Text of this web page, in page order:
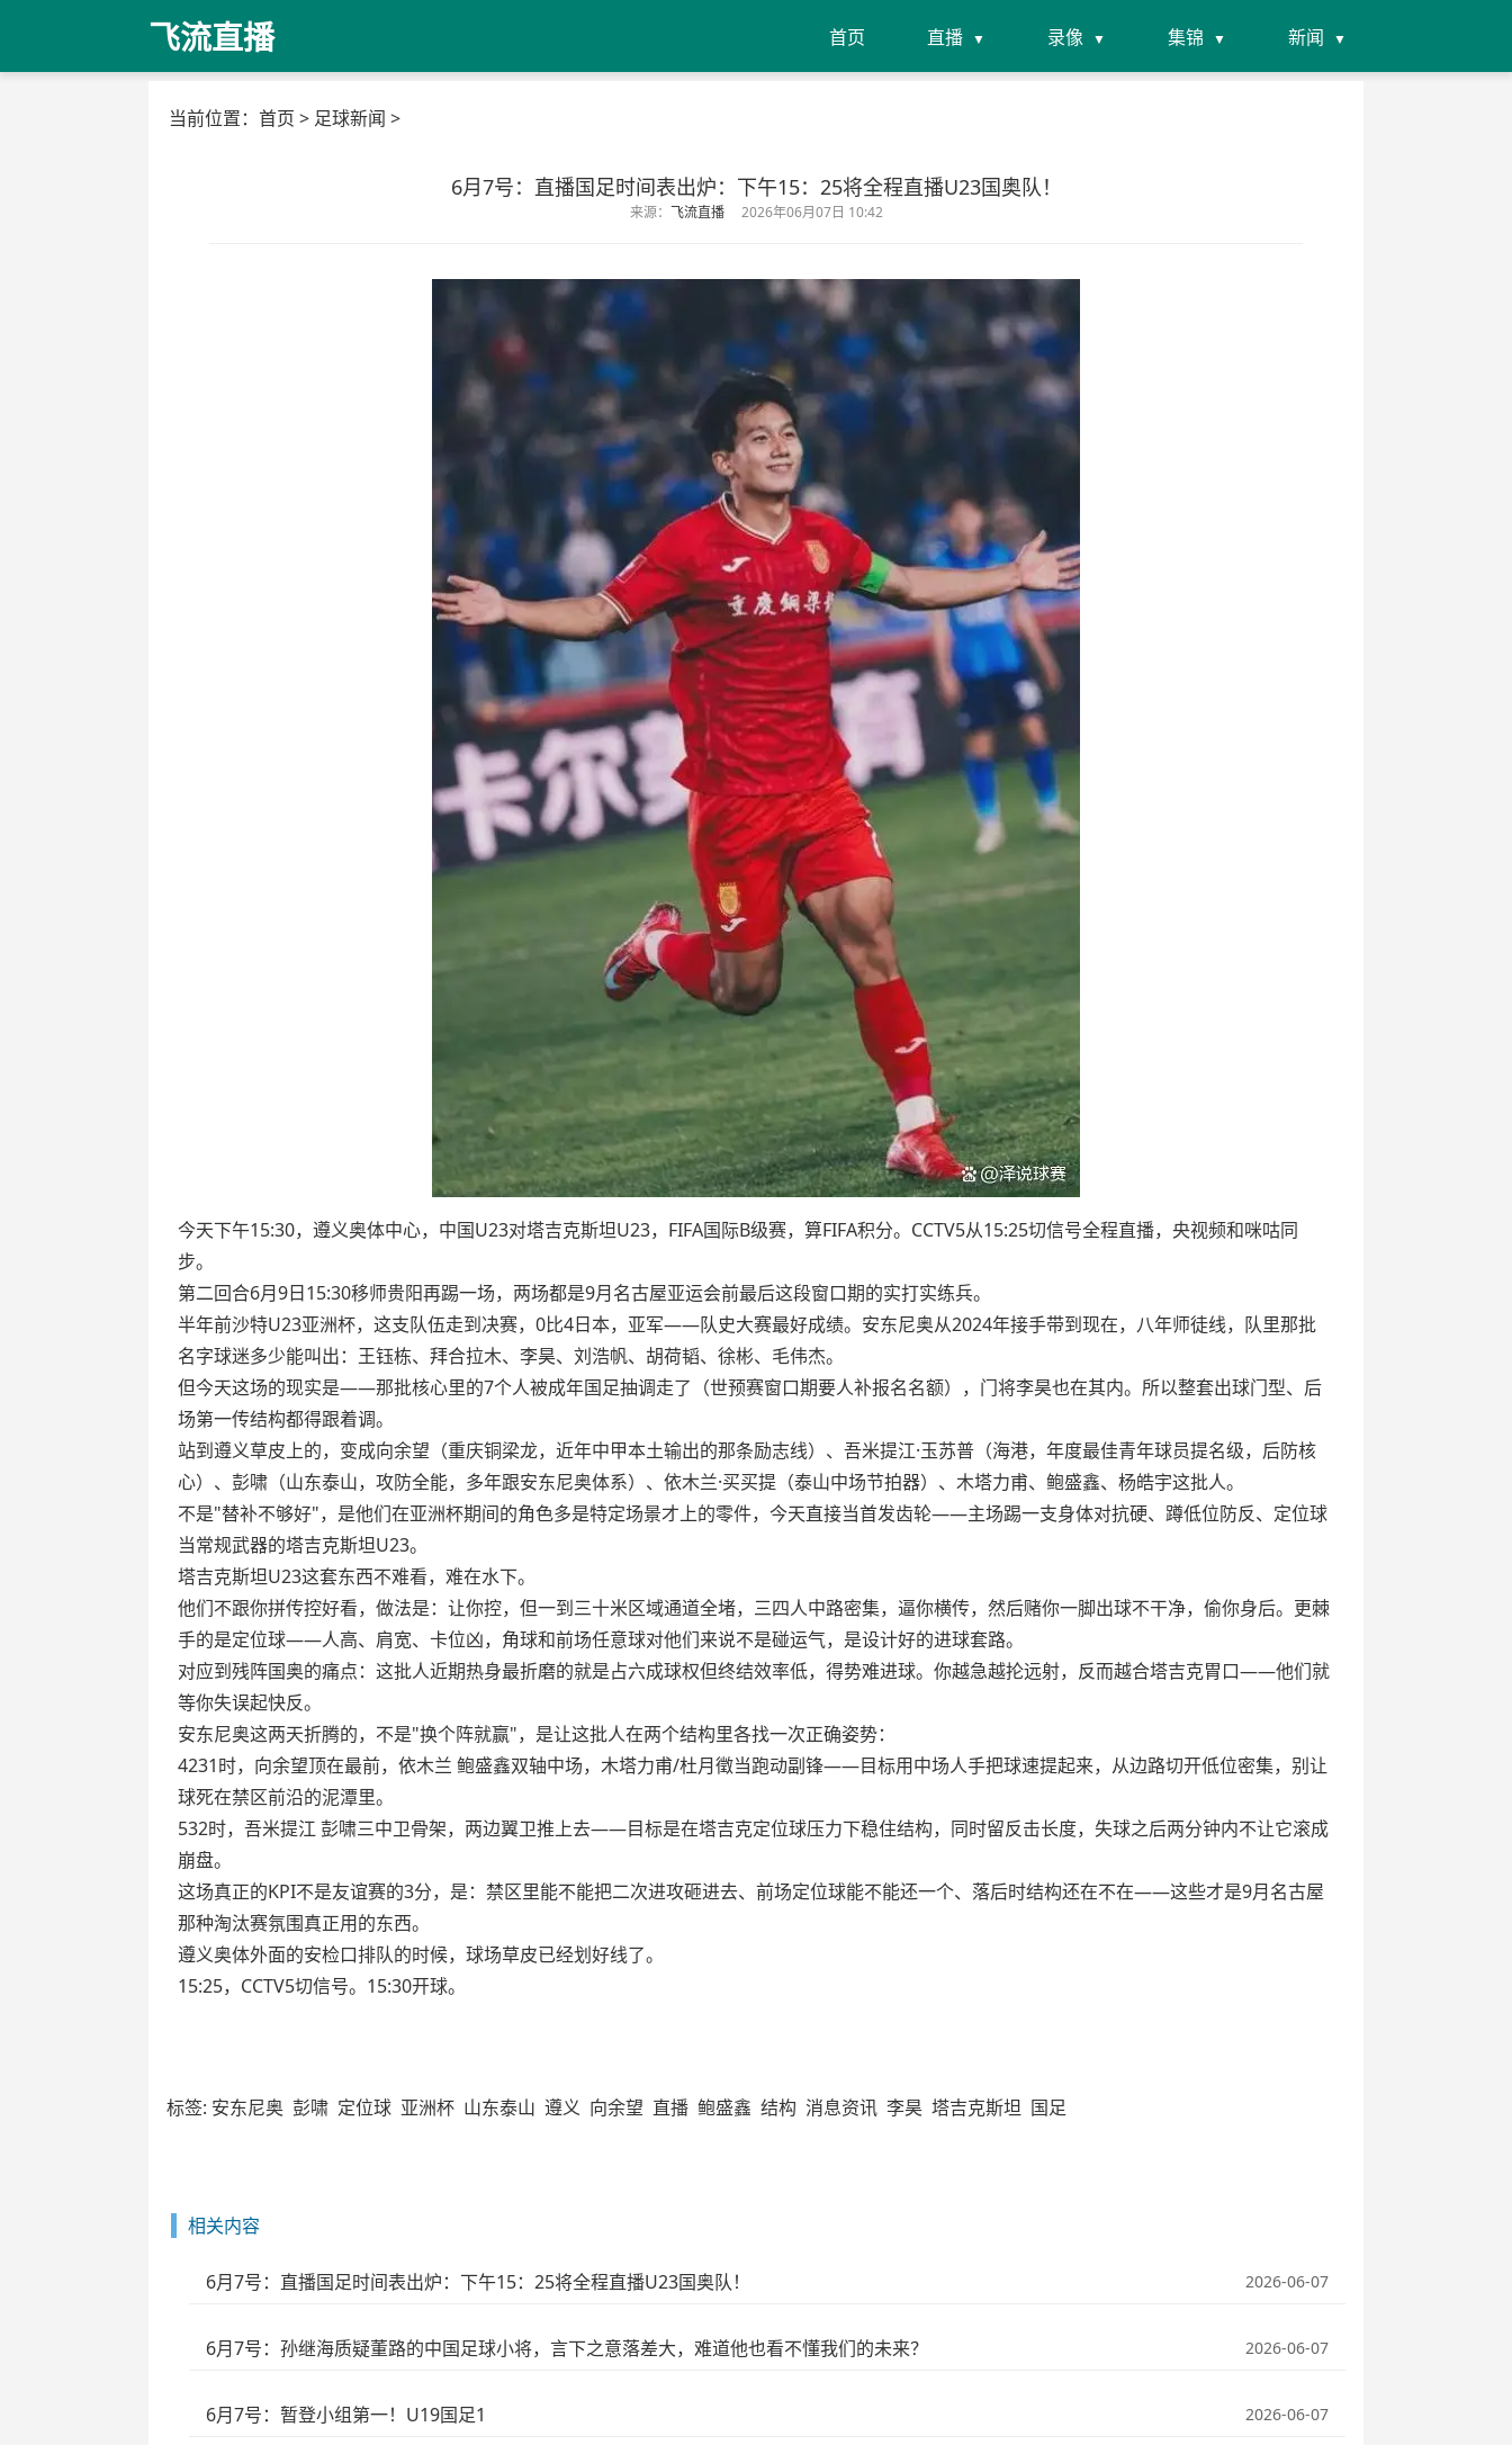
飞流直播 首页 直播 录像 集锦 新闻
当前位置： 首页 > 足球新闻 >
6月7号：直播国足时间表出炉：下午15：25将全程直播U23国奥队！
来源： 飞流直播 2026年06月07日 10:42
今天下午15:30，遵义奥体中心，中国U23对塔吉克斯坦U23，FIFA国际B级赛，算FIFA积分。CCTV5从15:25切信号全程直播，央视频和咪咕同
步。
第二回合6月9日15:30移师贵阳再踢一场，两场都是9月名古屋亚运会前最后这段窗口期的实打实练兵。
半年前沙特U23亚洲杯，这支队伍走到决赛，0比4日本，亚军——队史大赛最好成绩。安东尼奥从2024年接手带到现在，八年师徒线，队里那批
名字球迷多少能叫出：王钰栋、拜合拉木、李昊、刘浩帆、胡荷韬、徐彬、毛伟杰。
但今天这场的现实是——那批核心里的7个人被成年国足抽调走了（世预赛窗口期要人补报名名额），门将李昊也在其内。所以整套出球门型、后
场第一传结构都得跟着调。
站到遵义草皮上的，变成向余望（重庆铜梁龙，近年中甲本土输出的那条励志线）、吾米提江·玉苏普（海港，年度最佳青年球员提名级，后防核
心）、彭啸（山东泰山，攻防全能，多年跟安东尼奥体系）、依木兰·买买提（泰山中场节拍器）、木塔力甫、鲍盛鑫、杨皓宇这批人。
不是"替补不够好"，是他们在亚洲杯期间的角色多是特定场景才上的零件，今天直接当首发齿轮——主场踢一支身体对抗硬、蹲低位防反、定位球
当常规武器的塔吉克斯坦U23。
塔吉克斯坦U23这套东西不难看，难在水下。
他们不跟你拼传控好看，做法是：让你控，但一到三十米区域通道全堵，三四人中路密集，逼你横传，然后赌你一脚出球不干净，偷你身后。更棘
手的是定位球——人高、肩宽、卡位凶，角球和前场任意球对他们来说不是碰运气，是设计好的进球套路。
对应到残阵国奥的痛点：这批人近期热身最折磨的就是占六成球权但终结效率低，得势难进球。你越急越抡远射，反而越合塔吉克胃口——他们就
等你失误起快反。
安东尼奥这两天折腾的，不是"换个阵就赢"，是让这批人在两个结构里各找一次正确姿势：
4231时，向余望顶在最前，依木兰 鲍盛鑫双轴中场，木塔力甫/杜月徵当跑动副锋——目标用中场人手把球速提起来，从边路切开低位密集，别让
球死在禁区前沿的泥潭里。
532时，吾米提江 彭啸三中卫骨架，两边翼卫推上去——目标是在塔吉克定位球压力下稳住结构，同时留反击长度，失球之后两分钟内不让它滚成
崩盘。
这场真正的KPI不是友谊赛的3分，是：禁区里能不能把二次进攻砸进去、前场定位球能不能还一个、落后时结构还在不在——这些才是9月名古屋
那种淘汰赛氛围真正用的东西。
遵义奥体外面的安检口排队的时候，球场草皮已经划好线了。
15:25，CCTV5切信号。15:30开球。
标签: 安东尼奥 彭啸 定位球 亚洲杯 山东泰山 遵义 向余望 直播 鲍盛鑫 结构 消息资讯 李昊 塔吉克斯坦 国足
相关内容
6月7号：直播国足时间表出炉：下午15：25将全程直播U23国奥队！ 2026-06-07
6月7号：孙继海质疑董路的中国足球小将，言下之意落差大，难道他也看不懂我们的未来？ 2026-06-07
6月7号：暂登小组第一！U19国足1 2026-06-07